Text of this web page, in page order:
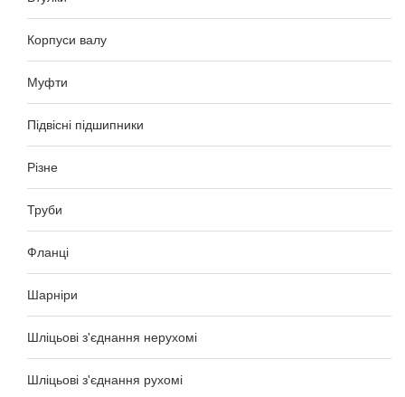
Корпуси валу
Муфти
Підвісні підшипники
Різне
Труби
Фланці
Шарніри
Шліцьові з'єднання нерухомі
Шліцьові з'єднання рухомі